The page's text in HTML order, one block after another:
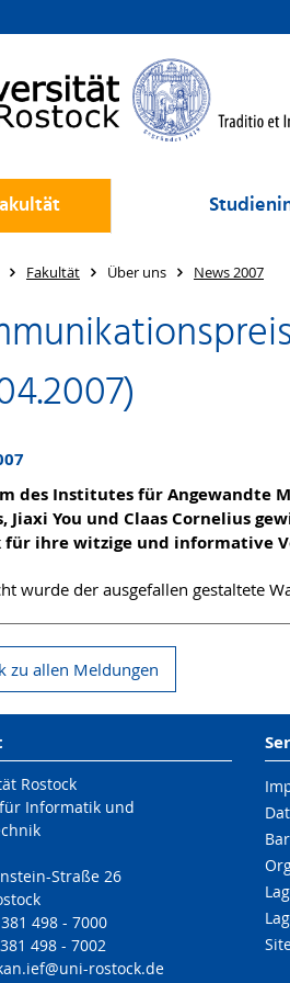
Fakultät Über uns News 2007
des Institutes für Angewandte
Jiaxi You und Claas Cornelius
für ihre witzige und informative
wurde der ausgefallen gestaltete
zu allen Meldungen
Rostock
Informatik und
Straße 26
498 - 7000
498 - 7002
rostock.de